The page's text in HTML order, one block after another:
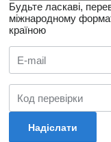
Будьте ласкаві,
міжнародному
країною